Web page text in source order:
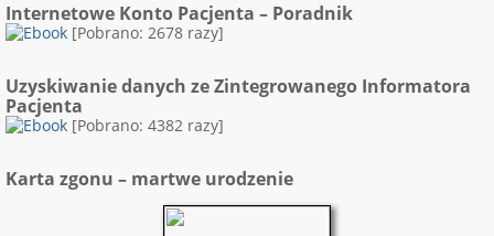
Internetowe Konto Pacjenta – Poradnik
[Pobrano: 2678 razy]
Uzyskiwanie danych ze Zintegrowanego Informatora
Pacjenta
[Pobrano: 4382 razy]
Karta zgonu – martwe urodzenie